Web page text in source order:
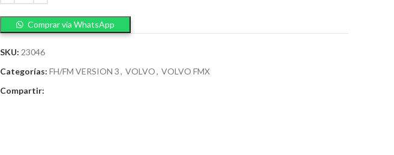
Comprar via WhatsApp
SKU: 23046
Categorías: FH/FM VERSION 3, VOLVO, VOLVO FMX
Compartir: